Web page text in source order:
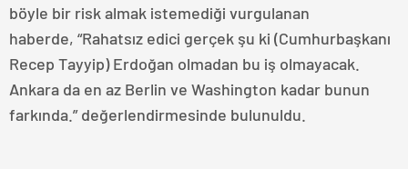
böyle bir risk almak istemediği vurgulanan
haberde, “Rahatsız edici gerçek şu ki (Cumhurbaşkanı
Recep Tayyip) Erdoğan olmadan bu iş olmayacak.
Ankara da en az Berlin ve Washington kadar bunun
farkında.” değerlendirmesinde bulunuldu.